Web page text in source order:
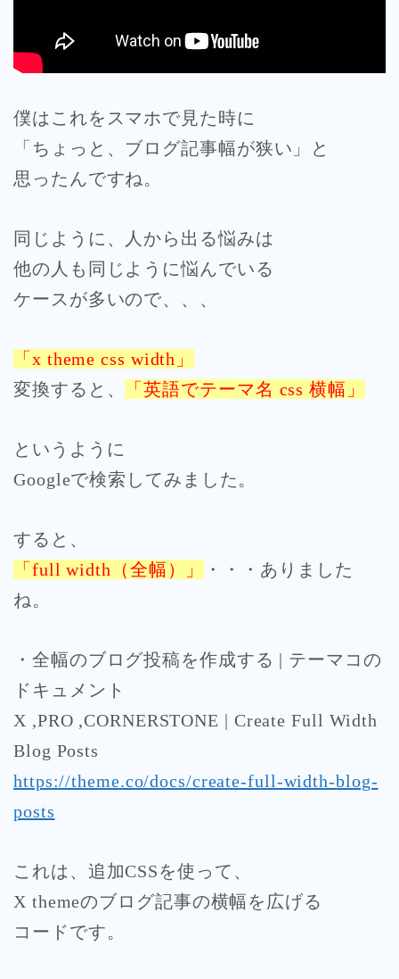
僕はこれをスマホで見た時に
「ちょっと、ブログ記事幅が狭い」と
思ったんですね。
同じように、人から出る悩みは
他の人も同じように悩んでいる
ケースが多いので、、、
「x theme css width」
変換すると、
「英語でテーマ名 css 横幅」
というように
Googleで検索してみました。
すると、
「full width（全幅）」
・・・ありました
ね。
・全幅のブログ投稿を作成する | テーマコの
ドキュメント
X ,PRO ,CORNERSTONE | Create Full Width
Blog Posts
https://theme.co/docs/create-full-width-blog-
posts
これは、追加CSSを使って、
X themeのブログ記事の横幅を広げる
コードです。